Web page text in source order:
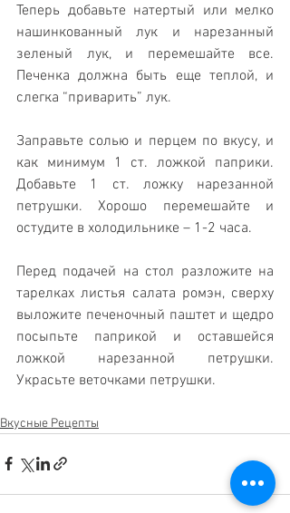
Теперь добавьте натертый или мелко
нашинкованный лук и нарезанный
зеленый лук, и перемешайте все.
Печенка должна быть еще теплой, и
слегка “приварить” лук.
Заправьте солью и перцем по вкусу, и
как минимум 1 ст. ложкой паприки.
Добавьте 1 ст. ложку нарезанной
петрушки. Хорошо перемешайте и
остудите в холодильнике – 1-2 часа.
Перед подачей на стол разложите на
тарелках листья салата ромэн, сверху
выложите печеночный паштет и щедро
посыпьте паприкой и оставшейся
ложкой нарезанной петрушки.
Украсьте веточками петрушки.
Вкусные Рецепты